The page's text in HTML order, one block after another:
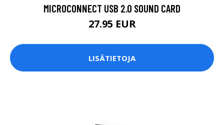
MICROCONNECT USB 2.0 SOUND CARD
27.95 EUR
LISÄTIETOJA